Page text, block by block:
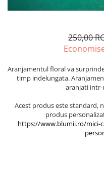
250,00
Aranjamentul floral va
timp indelungata.
aranjati intr-
Acest produs este standard,
produs
https://www.blumii.ro/mici-